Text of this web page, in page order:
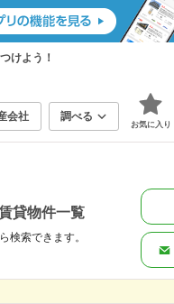
けよう！
会社 調べる
お気に入り
貸物件一覧
検索できます。